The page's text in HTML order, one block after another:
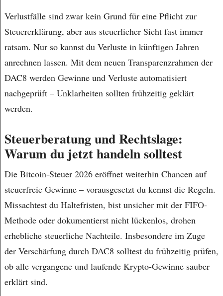
Verlustfälle sind zwar kein Grund für eine Pflicht zur
Steuererklärung, aber aus steuerlicher Sicht fast immer
ratsam. Nur so kannst du Verluste in künftigen Jahren
anrechnen lassen. Mit dem neuen Transparenzrahmen der
DAC8 werden Gewinne und Verluste automatisiert
nachgeprüft – Unklarheiten sollten frühzeitig geklärt
werden.
Steuerberatung und Rechtslage:
Warum du jetzt handeln solltest
Die Bitcoin-Steuer 2026 eröffnet weiterhin Chancen auf
steuerfreie Gewinne – vorausgesetzt du kennst die Regeln.
Missachtest du Haltefristen, bist unsicher mit der FIFO-
Methode oder dokumentierst nicht lückenlos, drohen
erhebliche steuerliche Nachteile. Insbesondere im Zuge
der Verschärfung durch DAC8 solltest du frühzeitig prüfen,
ob alle vergangene und laufende Krypto-Gewinne sauber
erklärt sind.